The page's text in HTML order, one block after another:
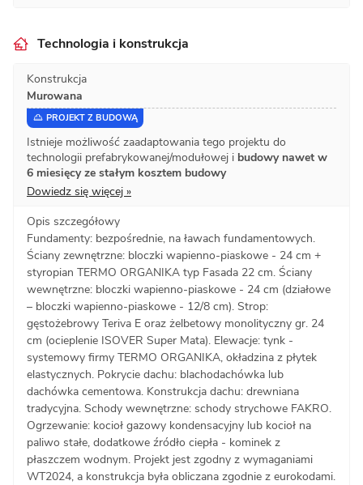
Technologia i konstrukcja
Konstrukcja
Murowana
PROJEKT Z BUDOWĄ
Istnieje możliwość zaadaptowania tego projektu do
technologii prefabrykowanej/modułowej i budowy nawet w
6 miesięcy ze stałym kosztem budowy
Dowiedz się więcej »
Opis szczegółowy
Fundamenty: bezpośrednie, na ławach fundamentowych.
Ściany zewnętrzne: bloczki wapienno-piaskowe - 24 cm +
styropian TERMO ORGANIKA typ Fasada 22 cm. Ściany
wewnętrzne: bloczki wapienno-piaskowe - 24 cm (działowe
– bloczki wapienno-piaskowe - 12/8 cm). Strop:
gęstożebrowy Teriva E oraz żelbetowy monolityczny gr. 24
cm (ocieplenie ISOVER Super Mata). Elewacje: tynk -
systemowy firmy TERMO ORGANIKA, okładzina z płytek
elastycznych. Pokrycie dachu: blachodachówka lub
dachówka cementowa. Konstrukcja dachu: drewniana
tradycyjna. Schody wewnętrzne: schody strychowe FAKRO.
Ogrzewanie: kocioł gazowy kondensacyjny lub kocioł na
paliwo stałe, dodatkowe źródło ciepła - kominek z
płaszczem wodnym. Projekt jest zgodny z wymaganiami
WT2024, a konstrukcja była obliczana zgodnie z eurokodami.